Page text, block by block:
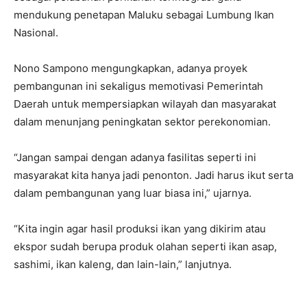
mendukung penetapan Maluku sebagai Lumbung Ikan
Nasional.
Nono Sampono mengungkapkan, adanya proyek
pembangunan ini sekaligus memotivasi Pemerintah
Daerah untuk mempersiapkan wilayah dan masyarakat
dalam menunjang peningkatan sektor perekonomian.
“Jangan sampai dengan adanya fasilitas seperti ini
masyarakat kita hanya jadi penonton. Jadi harus ikut serta
dalam pembangunan yang luar biasa ini,” ujarnya.
“Kita ingin agar hasil produksi ikan yang dikirim atau
ekspor sudah berupa produk olahan seperti ikan asap,
sashimi, ikan kaleng, dan lain-lain,” lanjutnya.